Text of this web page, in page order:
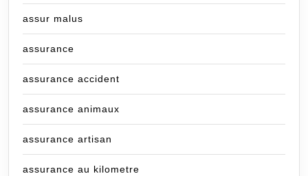
assur malus
assurance
assurance accident
assurance animaux
assurance artisan
assurance au kilometre